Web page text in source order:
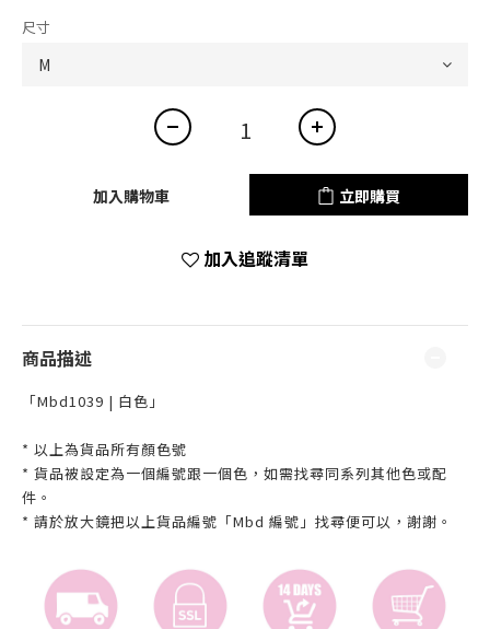
尺寸
加入購物車 立即購買
加入追蹤清單
商品描述
「Mbd1039 | 白色」
* 以上為貨品所有顏色號
* 貨品被設定為一個編號跟一個色，如需找尋同系列其他色或配
件。
* 請於放大鏡把以上貨品編號「Mbd 編號」找尋便可以，謝謝。